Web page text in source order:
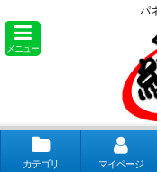
パ
メニュー
カテゴリ マイページ